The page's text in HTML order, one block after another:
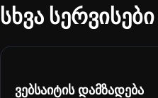
სხვა
ვებსაიტის დამზადება